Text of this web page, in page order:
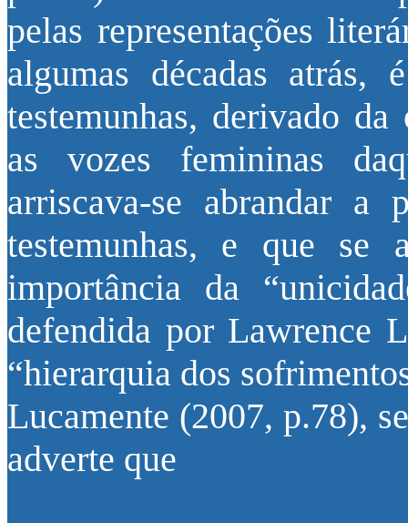
pelas representações
algumas décadas atrás,
testemunhas, derivado
as vozes femininas
arriscava-se abrandar
testemunhas, e que se
importância da
defendida por Lawrence
“hierarquia dos
Lucamente (2007, p.78),
adverte que